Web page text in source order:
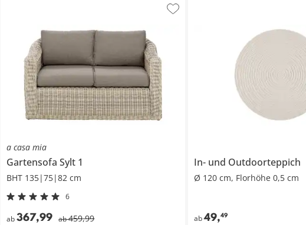
a casa mia
GartensofaSylt 1
BHT 135|75|82 cm
6
ab 367,99 ab459,99
In- und Outdoorteppich
Ø 120 cm, Florhöhe 0,5 cm
ab49,49